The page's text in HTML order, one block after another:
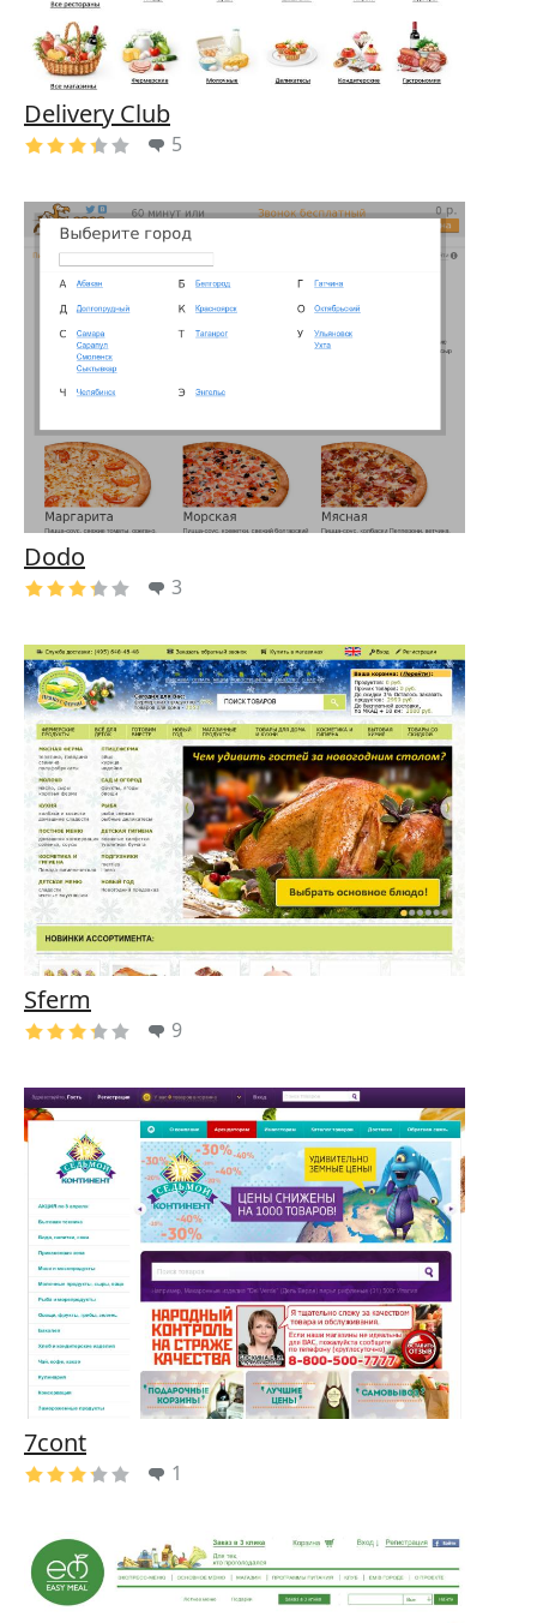
Delivery Club
5
Dodo
3
Sferm
9
7cont
1